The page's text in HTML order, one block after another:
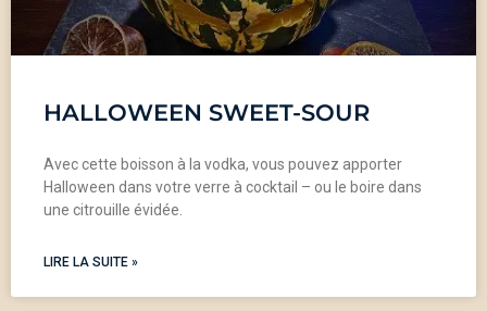
HALLOWEEN SWEET-SOUR
Avec cette boisson à la vodka, vous pouvez apporter
Halloween dans votre verre à cocktail – ou le boire dans
une citrouille évidée.
LIRE LA SUITE »